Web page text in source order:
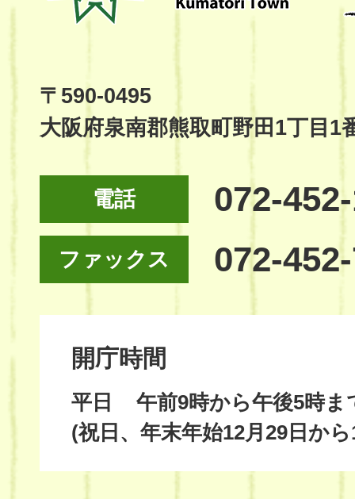
Kumatori
Site
〒590-0495
大阪府泉南郡熊取町野田1丁目1
電話 072-
ファックス 072-
開庁時間
平日
午前9時から午後5時ま
(祝日、年末年始12月29日か